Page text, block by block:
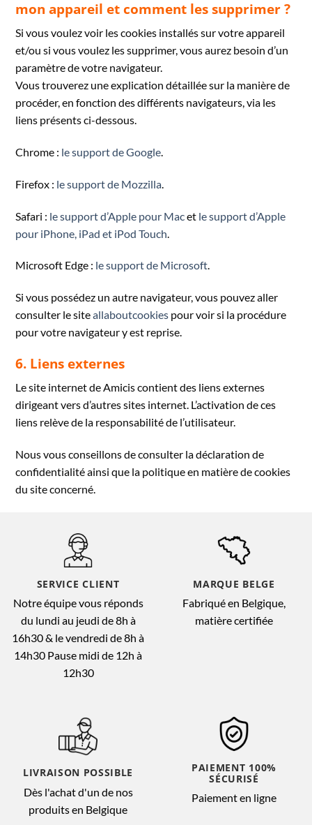
mon appareil et comment les supprimer ?
Si vous voulez voir les cookies installés sur votre appareil
et/ou si vous voulez les supprimer, vous aurez besoin d’un
paramètre de votre navigateur.
Vous trouverez une explication détaillée sur la manière de
procéder, en fonction des différents navigateurs, via les
liens présents ci-dessous.
Chrome : le support de Google.
Firefox : le support de Mozzilla
Safari : le support d’Apple pour Macet le support d’Apple
pour iPhone, iPad et iPod Touch
Microsoft Edge : le support de Microsoft.
Si vous possédez un autre navigateur, vous pouvez aller
consulter le siteallaboutcookies pour voir si la procédure
pour votre navigateur y est reprise.
6. Liens externes
Le site internet de Amicis contient des liens externes
dirigeant vers d’autres sites internet. L’activation de ces
liens relève de la responsabilité de l’utilisateur.
Nous vous conseillons de consulter la déclaration de
confidentialité ainsi que la politique en matière de cookies
du site concerné.
SERVICE CLIENT
Notre équipe vous réponds
du lundi au jeudi de 8h à
16h30 & le vendredi de 8h à
14h30 Pause midi de 12h à
12h30
MARQUE BELGE
Fabriqué en Belgique,
matière certifiée
LIVRAISON POSSIBLE
Dès l'achat d'un de nos
produits en Belgique
PAIEMENT 100%
SÉCURISÉ
Paiement en ligne